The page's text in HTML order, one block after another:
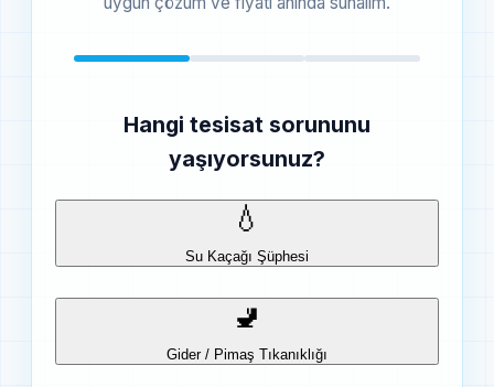
Hangi tesisat sorununu
yaşıyorsunuz?
💧
Su Kaçağı Şüphesi
🚽
Gider / Pimaş Tıkanıklığı